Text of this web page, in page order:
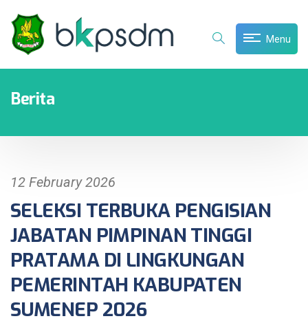
Menu
Berita
12 February 2026
SELEKSI TERBUKA PENGISIAN
JABATAN PIMPINAN TINGGI
PRATAMA DI LINGKUNGAN
PEMERINTAH KABUPATEN
SUMENEP 2026